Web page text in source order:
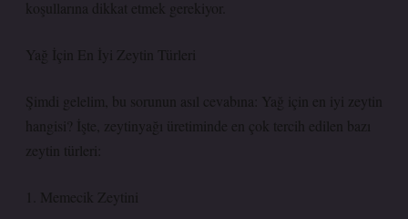
koşullarına dikkat etmek gerekiyor.
Yağ İçin En İyi Zeytin Türleri
Şimdi gelelim, bu sorunun asıl cevabına: Yağ için en iyi zeytin
hangisi? İşte, zeytinyağı üretiminde en çok tercih edilen bazı
zeytin türleri:
1. Memecik Zeytini